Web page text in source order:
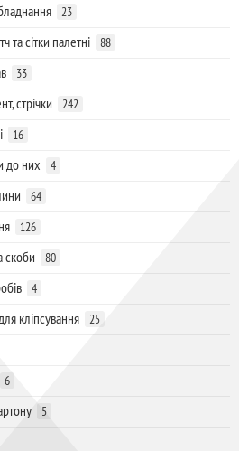
23
та сітки палетні 88
33
стрічки 242
16
до них 4
64
126
скоби 80
4
кліпсування 25
6
5